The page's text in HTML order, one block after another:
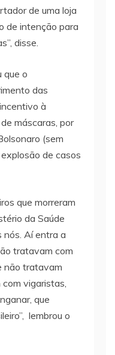
de uma loja
de intenção para
disse.
que o
das
à
máscaras, por
(sem
de casos
que morreram
da Saúde
nós. Aí entra a
tratavam com
não tratavam
vigaristas,
que
lembrou o